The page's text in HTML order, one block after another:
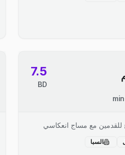
7.5
BD
للقدمين مع مساج انعكاسي
السبا